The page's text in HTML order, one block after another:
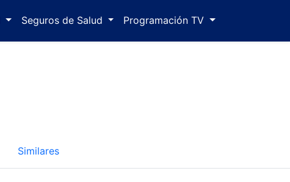
Seguros de Salud Programación TV
Similares